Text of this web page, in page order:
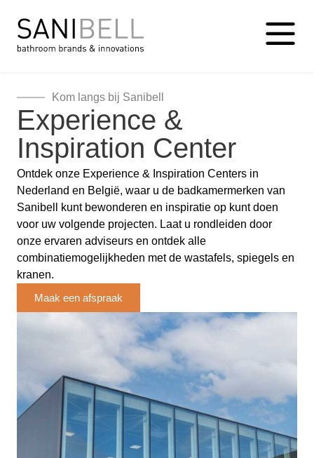
Kom langs bij Sanibell
Experience &
Inspiration Center
Ontdek onze Experience & Inspiration Centers in
Nederland en België, waar u de badkamermerken van
Sanibell kunt bewonderen en inspiratie op kunt doen
voor uw volgende projecten. Laat u rondleiden door
onze ervaren adviseurs en ontdek alle
combinatiemogelijkheden met de wastafels, spiegels en
kranen.
Maak een afspraak